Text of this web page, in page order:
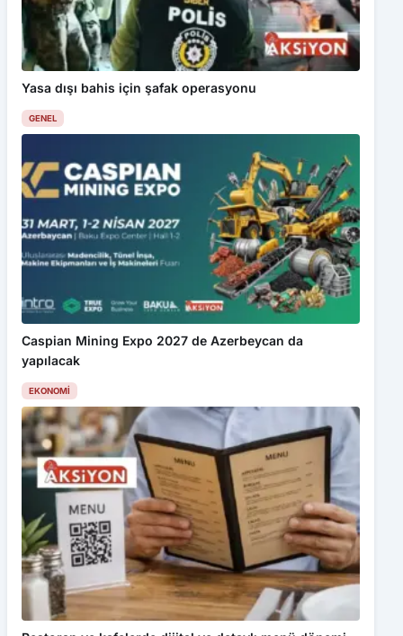
Yasa dışı bahis için şafak operasyonu
GENEL
Caspian Mining Expo 2027 de Azerbeycan da
yapılacak
EKONOMI